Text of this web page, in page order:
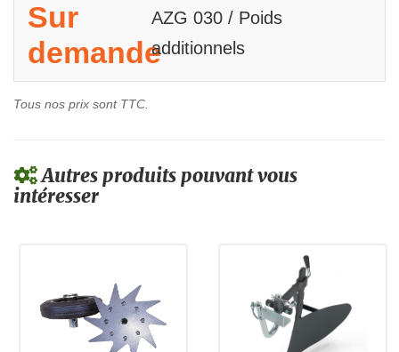
Sur
demande
AZG 030 / Poids
additionnels
Tous nos prix sont TTC.
Autres produits pouvant vous
intéresser